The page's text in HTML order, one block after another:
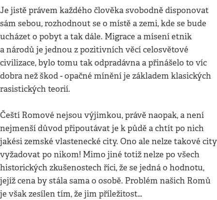
Je jistě právem každého člověka svobodně disponovat
sám sebou, rozhodnout se o místě a zemi, kde se bude
ucházet o pobyt a tak dále. Migrace a mísení etnik
a národů je jednou z pozitivních věcí celosvětové
civilizace, bylo tomu tak odpradávna a přinášelo to víc
dobra než škod - opačné mínění je základem klasických
rasistických teorií.
Čeští Romové nejsou výjimkou, právě naopak, a není
nejmenší důvod připoutávat je k půdě a chtít po nich
jakési zemské vlastenecké city. Ono ale nelze takové city
vyžadovat po nikom! Mimo jiné totiž nelze po všech
historických zkušenostech říci, že se jedná o hodnotu,
jejíž cena by stála sama o osobě. Problém našich Romů
je však zesílen tím, že jim příležitost…